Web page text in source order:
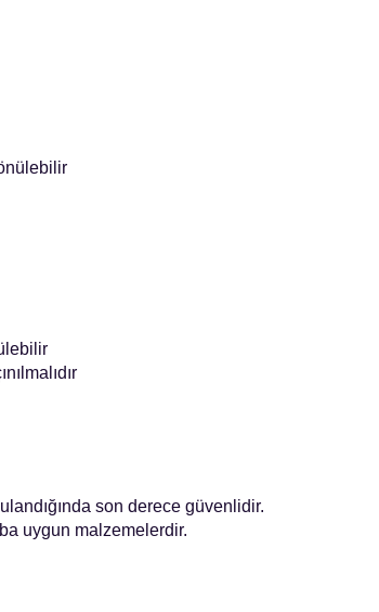
son derece güvenlidir.
uygun malzemelerdir.